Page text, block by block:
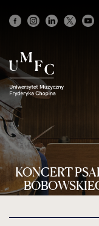
główna
KONCERT